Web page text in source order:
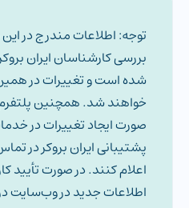
توجه: اطلاعات مندرج در
بررسی کارشناسان ایران
شده است و تغییرات در
خواهند شد. همچنین
صورت ایجاد تغییرات در
پشتیبانی ایران بروکر در
اعلام کنند. در صورت تأیید
اطلاعات جدید در وب‌سایت